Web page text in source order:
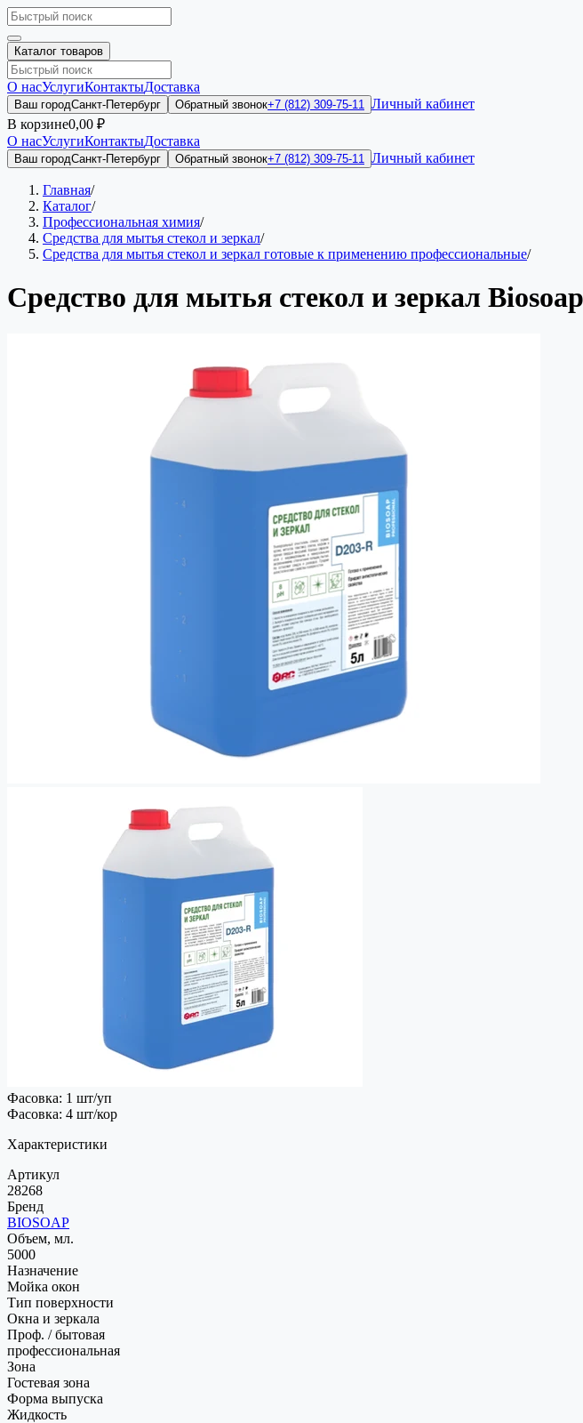
Каталог товаров
О насУслугиКонтактыДоставка
Ваш городСанкт-Петербург Обратный звонок+7 (812) 309-75-11 Личный кабинет
В корзине0,00 ₽
О насУслугиКонтактыДоставка
Ваш городСанкт-Петербург Обратный звонок+7 (812) 309-75-11 Личный кабинет
Главная/
Каталог/
Профессиональная химия/
Средства для мытья стекол и зеркал/
Средства для мытья стекол и зеркал готовые к применению профессиональные/
Средство для мытья стекол и зеркал
Фасовка: 1 шт/уп
Фасовка: 4 шт/кор
Характеристики
Артикул
28268
Бренд
BIOSOAP
Объем, мл.
5000
Назначение
Мойка окон
Тип поверхности
Окна и зеркала
Проф. / бытовая
профессиональная
Зона
Гостевая зона
Форма выпуска
Жидкость